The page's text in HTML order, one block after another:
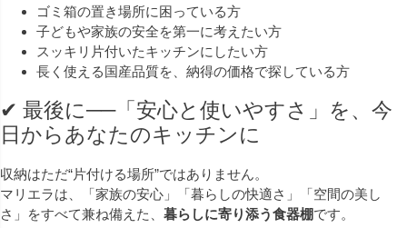
ゴミ箱の置き場所に困っている方
子どもや家族の安全を第一に考えたい方
スッキリ片付いたキッチンにしたい方
長く使える国産品質を、納得の価格で探している方
✔ 最後に──「安心と使いやすさ」を、今
日からあなたのキッチンに
収納はただ“片付ける場所”ではありません。
マリエラは、「家族の安心」「暮らしの快適さ」「空間の美し
さ」をすべて兼ね備えた、 暮らしに寄り添う食器棚です。